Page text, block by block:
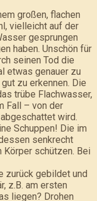
großen, flachen
vielleicht auf der
gesprungen
haben. Unschön für
seinen Tod die
etwas genauer zu
zu erkennen. Die
trübe Flachwasser,
Fall – von der
wird.
Schuppen! Die im
senkrecht
schützen. Bei
zurück gebildet und
z.B. am ersten
liegen? Drohen